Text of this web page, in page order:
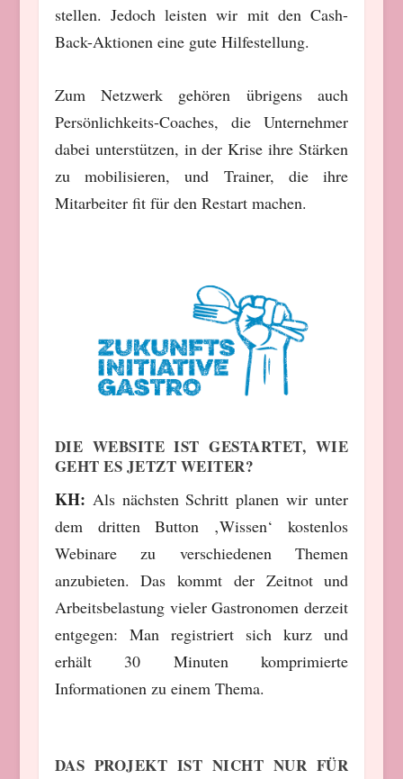
stellen. Jedoch leisten wir mit den Cash-
Back-Aktionen eine gute Hilfestellung.
Zum Netzwerk gehören übrigens auch
Persönlichkeits-Coaches, die Unternehmer
dabei unterstützen, in der Krise ihre Stärken
zu mobilisieren, und Trainer, die ihre
Mitarbeiter fit für den Restart machen.
DIE WEBSITE IST GESTARTET, WIE
GEHT ES JETZT WEITER?
KH: Als nächsten Schritt planen wir unter
dem dritten Button ‚Wissen‘ kostenlos
Webinare zu verschiedenen Themen
anzubieten. Das kommt der Zeitnot und
Arbeitsbelastung vieler Gastronomen derzeit
entgegen: Man registriert sich kurz und
erhält 30 Minuten komprimierte
Informationen zu einem Thema.
DAS PROJEKT IST NICHT NUR FÜR